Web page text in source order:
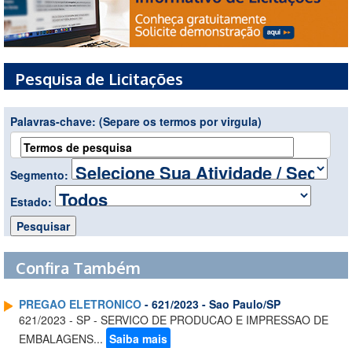
Pesquisa de Licitações
Palavras-chave: (Separe os termos por virgula)
Segmento:
Estado:
Confira Também
PREGAO ELETRONICO - 621/2023 - Sao Paulo/SP
621/2023 - SP - SERVICO DE PRODUCAO E IMPRESSAO DE
EMBALAGENS... Saiba mais